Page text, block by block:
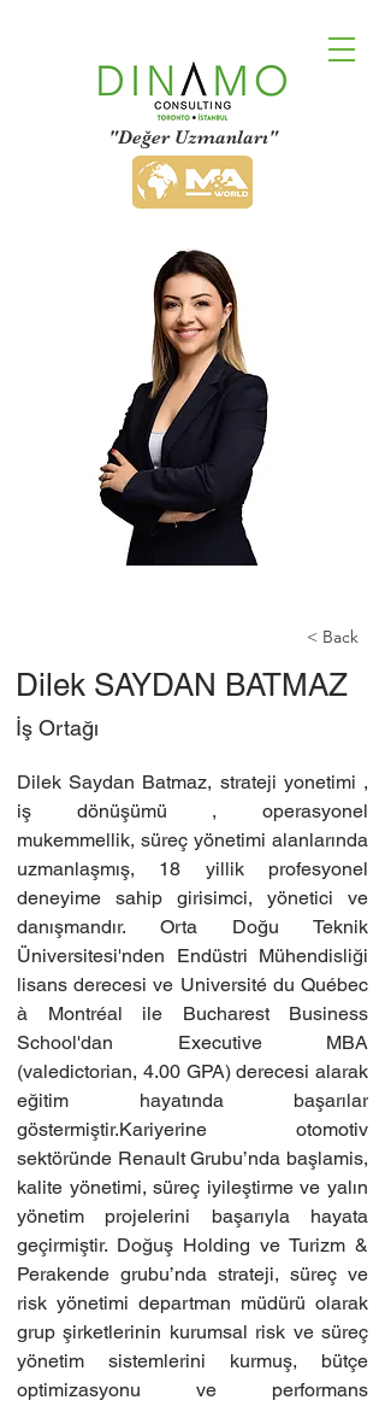
"Değer Uzmanları"
< Back
Dilek SAYDAN BATMAZ
İş Ortağı
Dilek Saydan Batmaz, strateji yonetimi ,
iş dönüşümü , operasyonel
mukemmellik, süreç yönetimi alanlarında
uzmanlaşmış, 18 yillik profesyonel
deneyime sahip girisimci, yönetici ve
danışmandır. Orta Doğu Teknik
Üniversitesi'nden Endüstri Mühendisliği
lisans derecesi ve Université du Québec
à Montréal ile Bucharest Business
School'dan Executive MBA
(valedictorian, 4.00 GPA) derecesi alarak
eğitim hayatında başarılar
göstermiştir.Kariyerine otomotiv
sektöründe Renault Grubu’nda başlamis,
kalite yönetimi, süreç iyileştirme ve yalın
yönetim projelerini başarıyla hayata
geçirmiştir. Doğuş Holding ve Turizm &
Perakende grubu’nda strateji, süreç ve
risk yönetimi departman müdürü olarak
grup şirketlerinin kurumsal risk ve süreç
yönetim sistemlerini kurmuş, bütçe
optimizasyonu ve performans